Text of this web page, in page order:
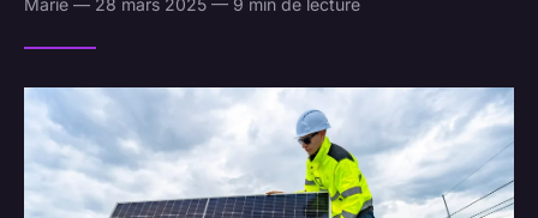
Marie — 28 mars 2025 — 9 min de lecture